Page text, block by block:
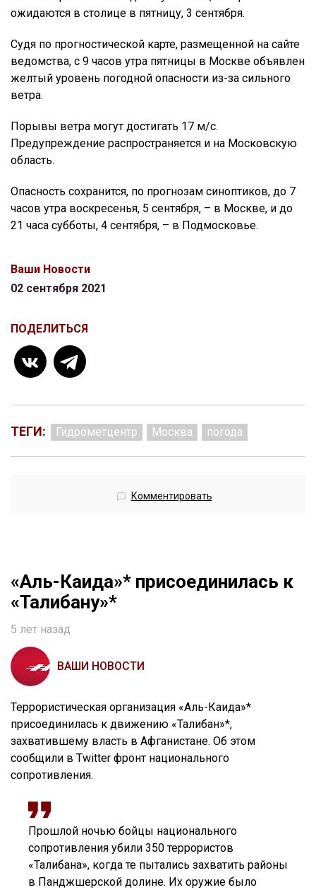
ожидаются в столице в пятницу, 3 сентября.
Судя по прогностической карте, размещенной на сайте
ведомства, с 9 часов утра пятницы в Москве объявлен
желтый уровень погодной опасности из-за сильного
ветра.
Порывы ветра могут достигать 17 м/с.
Предупреждение распространяется и на Московскую
область.
Опасность сохранится, по прогнозам синоптиков, до 7
часов утра воскресенья, 5 сентября, – в Москве, и до
21 часа субботы, 4 сентября, – в Подмосковье.
Ваши Новости
02 сентября 2021
ПОДЕЛИТЬСЯ
ТЕГИ: Гидрометцентр Москва погода
Комментировать
«Аль-Каида»* присоединилась к
«Талибану»*
5 лет назад
ВАШИ НОВОСТИ
Террористическая организация «Аль-Каида»*
присоединилась к движению «Талибан»*,
захватившему власть в Афганистане. Об этом
сообщили в Twitter фронт национального
сопротивления.
Прошлой ночью бойцы национального
сопротивления убили 350 террористов
«Талибана», когда те пытались захватить районы
в Панджшерской долине. Их оружие было